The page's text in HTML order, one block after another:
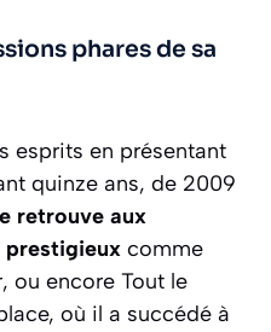
phares de sa
esprits en présentant
quinze ans, de 2009
retrouve aux
prestigieux comme
ou encore Tout le
où il a succédé à